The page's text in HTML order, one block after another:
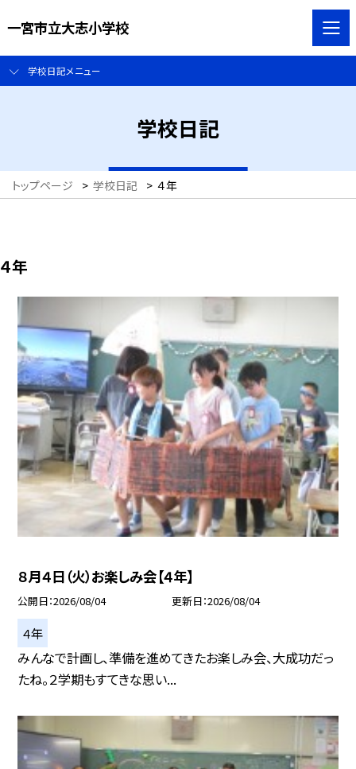
一宮市立大志小学校
学校日記メニュー
学校日記
トップページ > 学校日記 > ４年
４年
８月４日（火）お楽しみ会【４年】
公開日 2026/08/04 更新日 2026/08/04
４年
みんなで計画し、準備を進めてきたお楽しみ会、大成功だっ
たね。２学期もすてきな思い...